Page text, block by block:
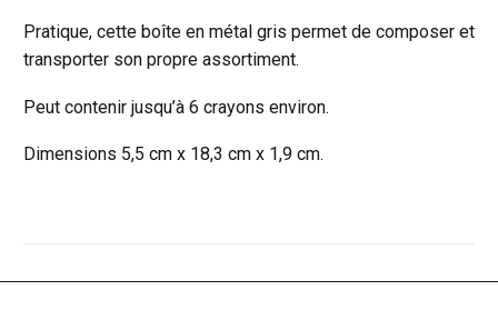
Pratique, cette boîte en métal gris permet de composer et
transporter son propre assortiment.
Peut contenir jusqu’à 6 crayons environ.
Dimensions 5,5 cm x 18,3 cm x 1,9 cm.